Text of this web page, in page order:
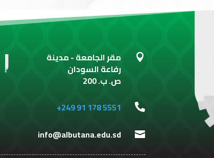
 مقر الجامعة - مدينة
رفاعة السودان
ص. ب. 200

+249 91 178 5551

info@albutana.edu.sd